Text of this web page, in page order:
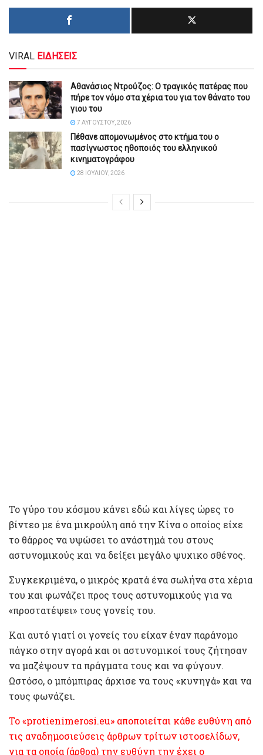
VIRAL ΕΙΔΗΣΕΙΣ
Αθανάσιος Ντρούζος: Ο τραγικός πατέρας που
πήρε τον νόμο στα χέρια του για τον θάνατο του
γιου του
7 ΑΥΓΟΎΣΤΟΥ, 2026
Πέθανε απομονωμένος στο κτήμα του ο
πασίγνωστος ηθοποιός του ελληνικού
κινηματογράφου
28 ΙΟΥΛΊΟΥ, 2026
Το γύρο του κόσμου κάνει εδώ και λίγες ώρες το
βίντεο με ένα μικρούλη από την Κίνα ο οποίος είχε
το θάρρος να υψώσει το ανάστημά του στους
αστυνομικούς και να δείξει μεγάλο ψυχικο σθένος.
Συγκεκριμένα, ο μικρός κρατά ένα σωλήνα στα χέρια
του και φωνάζει προς τους αστυνομικούς για να
«προστατέψει» τους γονείς του.
Και αυτό γιατί οι γονείς του είχαν έναν παράνομο
πάγκο στην αγορά και οι αστυνομικοί τους ζήτησαν
να μαζέψουν τα πράγματα τους και να φύγουν.
Ωστόσο, ο μπόμπιρας άρχισε να τους «κυνηγά» και να
τους φωνάζει.
To «protienimerosi.eu» αποποιείται κάθε ευθύνη από
τις αναδημοσιεύσεις άρθρων τρίτων ιστοσελίδων,
για τα οποία (άρθρα) την ευθύνη την έχει ο